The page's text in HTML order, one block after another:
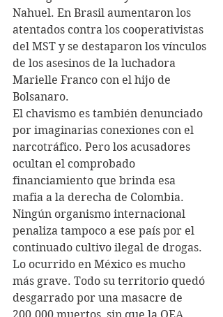
Nahuel. En Brasil aumentaron los
atentados contra los cooperativistas
del MST y se destaparon los vínculos
de los asesinos de la luchadora
Marielle Franco con el hijo de
Bolsanaro.
El chavismo es también denunciado
por imaginarias conexiones con el
narcotráfico. Pero los acusadores
ocultan el comprobado
financiamiento que brinda esa
mafia a la derecha de Colombia.
Ningún organismo internacional
penaliza tampoco a ese país por el
continuado cultivo ilegal de drogas.
Lo ocurrido en México es mucho
más grave. Todo su territorio quedó
desgarrado por una masacre de